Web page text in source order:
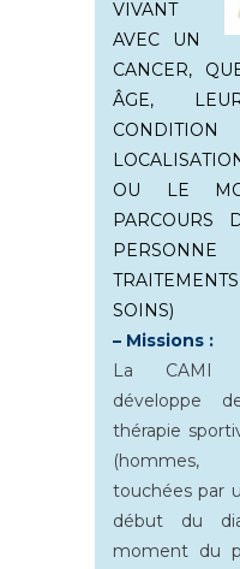
VIVANT
AVEC UN
CANCER,
ÂGE,
OU LE
PARCOURS
SOINS)
– Missions :
La CAMI
développe
thérapie
(hommes,
touchées par
début du
moment du